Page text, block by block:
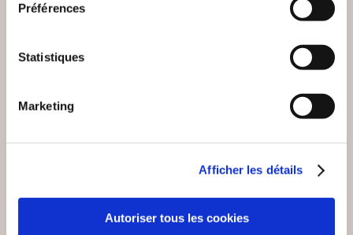
Préférences
Statistiques
Marketing
Afficher les détails
Autoriser tous les cookies
(0 avis)
DESPAROIR Célina
LÂCHER-PRISE
Epanouissement personnel